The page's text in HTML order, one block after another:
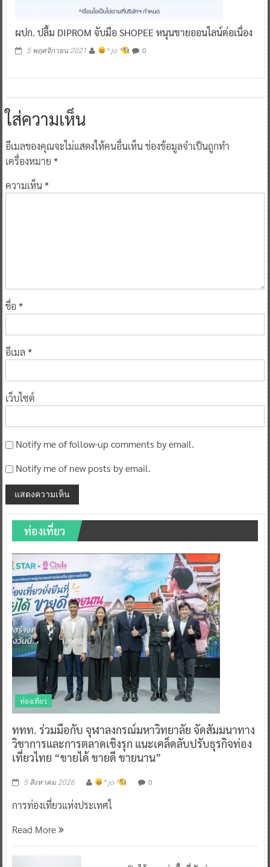
ผปก. ปลื้ม DIPROM จับมือ SHOPEE หนุนขายออนไลน์ต่อเนื่อง
5 พฤศจิกายน 2021 ^ jo ^ 0
ใส่ความเห็น
อีเมลของคุณจะไม่แสดงให้คนอื่นเห็นช่องข้อมูลจำเป็นถูกทำ
เครื่องหมาย *
ความเห็น*
ชื่อ *
อีเมล *
เว็บไซต์
Notify me of follow-up comments by email.
Notify me of new posts by email.
ท่องเที่ยว
ท่องเที่ยว
ททท. ร่วมมือกับ จุฬาลงกรณ์มหาวิทยาลัย จัดสัมมนาทาง
วิชาการและการตลาดเชิงรุก แนะเคล็ดลับปรับธุรกิจท่อง
เที่ยวไทย “ขายได้ ขายดี ขายนาน”
5 สิงหาคม 2026 ^ jo ^ 0
การท่องเที่ยวแห่งประเทศไ
Read More